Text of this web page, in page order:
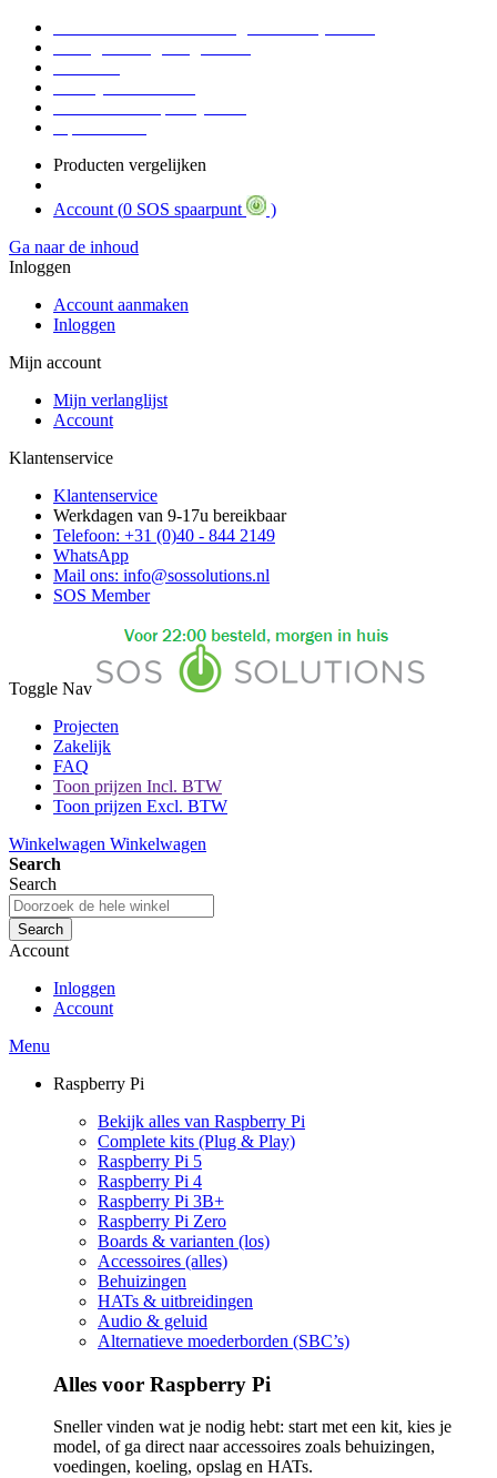
Producten vergelijken
Account (0 SOS spaarpunt
)
Ga naar de inhoud
Inloggen
Account aanmaken
Inloggen
Mijn account
Mijn verlanglijst
Account
Klantenservice
Klantenservice
Werkdagen van 9-17u bereikbaar
Telefoon: +31 (0)40 - 844 2149
WhatsApp
Mail ons: info@sossolutions.nl
SOS Member
Toggle Nav
Projecten
Zakelijk
FAQ
Toon prijzen Incl. BTW
Toon prijzen Excl. BTW
Winkelwagen Winkelwagen
Search
Search
Search
Account
Inloggen
Account
Menu
Raspberry Pi
Bekijk alles van Raspberry Pi
Complete kits (Plug & Play)
Raspberry Pi 5
Raspberry Pi 4
Raspberry Pi 3B+
Raspberry Pi Zero
Boards & varianten (los)
Accessoires (alles)
Behuizingen
HATs & uitbreidingen
Audio & geluid
Alternatieve moederborden (SBC’s)
Alles voor Raspberry Pi
Sneller vinden wat je nodig hebt: start met een kit, kies je
model, of ga direct naar accessoires zoals behuizingen,
voedingen, koeling, opslag en HATs.